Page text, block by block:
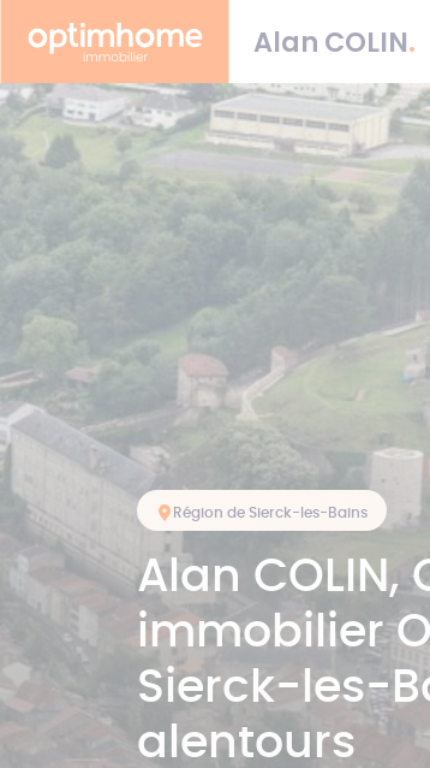
Alan COLIN.
Région de Sierck-les-Bains
Alan COLIN ,
immobilier
Sierck-les-
alentours